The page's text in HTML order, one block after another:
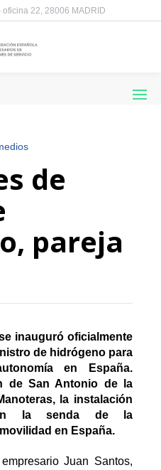
oficina 22, 28006 MADRID
de
pareja
inauguró oficialmente
de hidrógeno para
en España.
de San Antonio de la
la instalación
la senda de la
en España.
Juan Santos,